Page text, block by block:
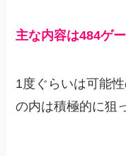
主な内容は484ゲ
1度ぐらいは可能
の内は積極的に狙